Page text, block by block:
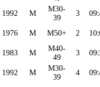
1992 M
M30-
39
3
1976 M M50+ 2
1983 M
M40-
49
3
1992 M
M30-
39
4